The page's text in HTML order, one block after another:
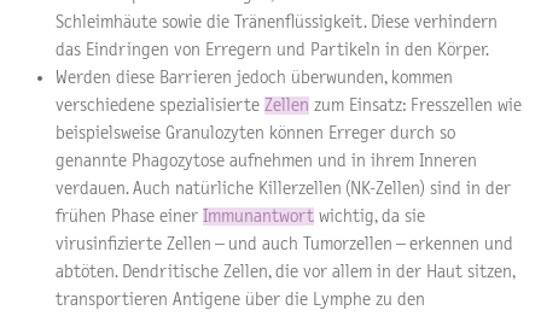
Schleimhäute sowie die Tränenflüssigkeit. Diese verhindern
das Eindringen von Erregern und Partikeln in den Körper.
Werden diese Barrieren jedoch überwunden, kommen
verschiedene spezialisierte Zellen zum Einsatz: Fresszellen wie
beispielsweise Granulozyten können Erreger durch so
genannte Phagozytose aufnehmen und in ihrem Inneren
verdauen. Auch natürliche Killerzellen (NK-Zellen) sind in der
frühen Phase einer Immunantwort wichtig, da sie
virusinfizierte Zellen – und auch Tumorzellen – erkennen und
abtöten. Dendritische Zellen, die vor allem in der Haut sitzen,
transportieren Antigene über die Lymphe zu den